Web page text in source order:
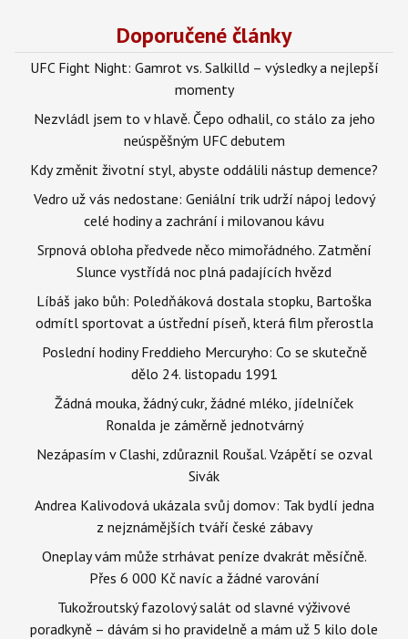
Doporučené články
UFC Fight Night: Gamrot vs. Salkilld – výsledky a nejlepší
momenty
Nezvládl jsem to v hlavě. Čepo odhalil, co stálo za jeho
neúspěšným UFC debutem
Kdy změnit životní styl, abyste oddálili nástup demence?
Vedro už vás nedostane: Geniální trik udrží nápoj ledový
celé hodiny a zachrání i milovanou kávu
Srpnová obloha předvede něco mimořádného. Zatmění
Slunce vystřídá noc plná padajících hvězd
Líbáš jako bůh: Poledňáková dostala stopku, Bartoška
odmítl sportovat a ústřední píseň, která film přerostla
Poslední hodiny Freddieho Mercuryho: Co se skutečně
dělo 24. listopadu 1991
Žádná mouka, žádný cukr, žádné mléko, jídelníček
Ronalda je záměrně jednotvárný
Nezápasím v Clashi, zdůraznil Roušal. Vzápětí se ozval
Sivák
Andrea Kalivodová ukázala svůj domov: Tak bydlí jedna
z nejznámějších tváří české zábavy
Oneplay vám může strhávat peníze dvakrát měsíčně.
Přes 6 000 Kč navíc a žádné varování
Tukožroutský fazolový salát od slavné výživové
poradkyně – dávám si ho pravidelně a mám už 5 kilo dole